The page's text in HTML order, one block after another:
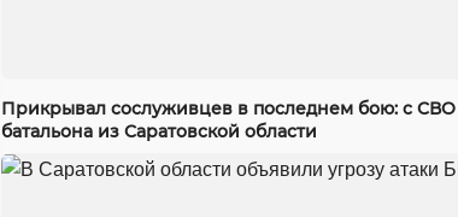
Прикрывал сослуживцев в последнем бою: с
батальона из Саратовской области